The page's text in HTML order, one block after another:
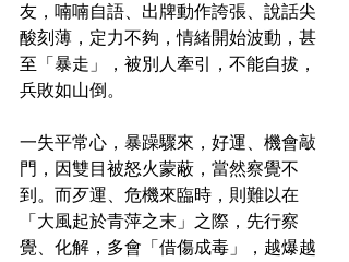
友，喃喃自語、出牌動作誇張、說話尖
酸刻薄，定力不夠，情緒開始波動，甚
至「暴走」，被別人牽引，不能自拔，
兵敗如山倒。
一失平常心，暴躁驟來，好運、機會敲
門，因雙目被怒火蒙蔽，當然察覺不
到。而歹運、危機來臨時，則難以在
「大風起於青萍之末」之際，先行察
覺、化解，多會「借傷成毒」，越爆越